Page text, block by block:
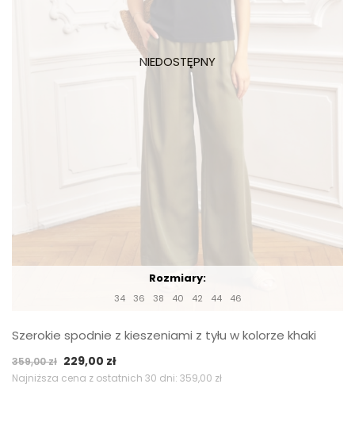
Rozmiary:
34 36 38 40 42 44 46
Szerokie spodnie z kieszeniami z tyłu w kolorze khaki
359,00zł Pierwotna
cena
229,00 złAktualna
cena
Najniższa cena z ostatnich 30 dni: 359,00 zł